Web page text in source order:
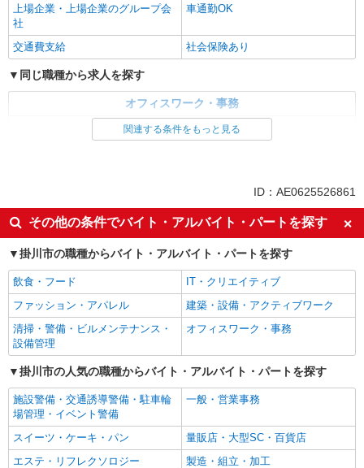
派遣社員
パーソルテンプスタッフ株式会社 静岡コーディネートセンター（浜
松）/26-0526072
時間相談◎［9月開始］時給1430円○和気あい
あい◎事務アシスタント♪
時給1430円
静岡県掛川市／最寄駅：掛川駅、菊川（静岡
詳細を見る
派遣社員
パーソルテンプスタッフ株式会社 静岡コーディネートセンター（浜
松）/26-0484820
＼慣れたら自分のペースで♪／電話少なめのジ
ムのお仕事♪ ＠掛川
時給1350円 【月収例】￥226,800（￥1350×8
時間×21日） +残業代 +交通費
≪車通勤可≫ 無料駐車場あり（敷地内の為 徒歩
1分以内です）
キープ 詳細を見る
上場企業・上場企業のグループ会
社
車通勤OK
交通費支給 社会保険あり
同じ職種から求人を探す
オフィスワーク・事務
上場企業・上場企業のグループ会
社
車通勤OK
交通費支給 社会保険あり
関連する条件をもっと見る
ID：AE0625526861
その他の条件でバイト・アルバイト・パートを探す
掛川市の職種からバイト・アルバイト・パートを探す
飲食・フード
IT・クリエイティブ
ファッション・アパレル
建築・設備・アクティブワーク
清掃・警備・ビルメンテナンス・
設備管理
オフィスワーク・事務
掛川市の人気の職種からバイト・アルバイト・パートを探す
施設警備・交通誘導警備・駐車輪
場管理・イベント警備
一般・営業事務
スイーツ・ケーキ・パン
量販店・大型SC・百貨店
エステ・リフレクソロジー
製造・組立・加工